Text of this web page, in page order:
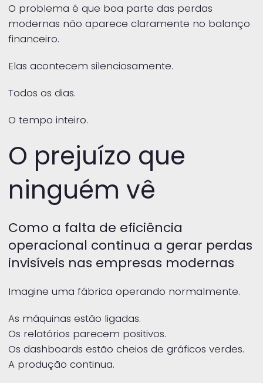
O problema é que boa parte das perdas
modernas não aparece claramente no balanço
financeiro.
Elas acontecem silenciosamente.
Todos os dias.
O tempo inteiro.
O prejuízo que
ninguém vê
Como a falta de eficiência
operacional continua a gerar perdas
invisíveis nas empresas modernas
Imagine uma fábrica operando normalmente.
As máquinas estão ligadas.
Os relatórios parecem positivos.
Os dashboards estão cheios de gráficos verdes.
A produção continua.